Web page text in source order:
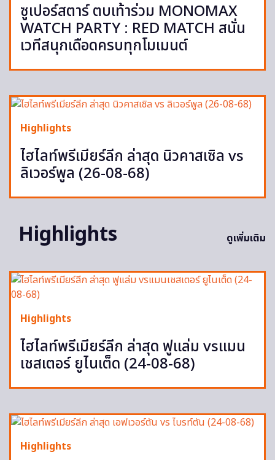
ซูเปอร์สตาร์ ตบเท้าร่วม MONOMAX
WATCH PARTY : RED MATCH สนั่น
เวทีสนุกเดือดครบทุกโมเมนต์
Highlights
ไฮไลท์พรีเมียร์ลีก ล่าสุด นิวคาสเซิล vs
ลิเวอร์พูล (26-08-68)
Highlights ดูเพิ่มเติม
Highlights
ไฮไลท์พรีเมียร์ลีก ล่าสุด ฟูแล่ม vsแมน
เชสเตอร์ ยูไนเต็ด (24-08-68)
Highlights